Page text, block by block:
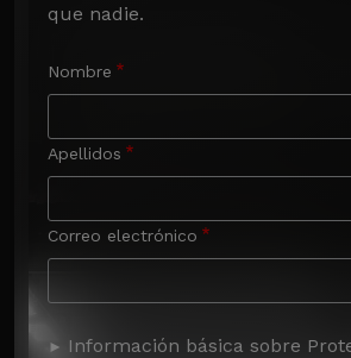
que nadie.
Nombre
Apellidos
Correo electrónico
Información básica sobre